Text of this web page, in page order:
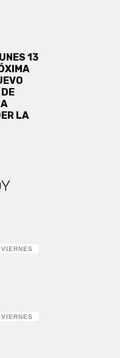
13
LA
VIERNES
VIERNES